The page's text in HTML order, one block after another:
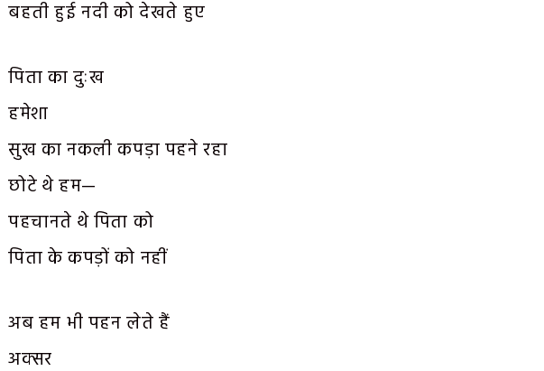
बहती हुई नदी को देखते हुए
पिता का दुःख
हमेशा
सुख का नकली कपड़ा पहने रहा
छोटे थे हम—
पहचानते थे पिता को
पिता के कपड़ों को नहीं
अब हम भी पहन लेते हैं
अक्सर